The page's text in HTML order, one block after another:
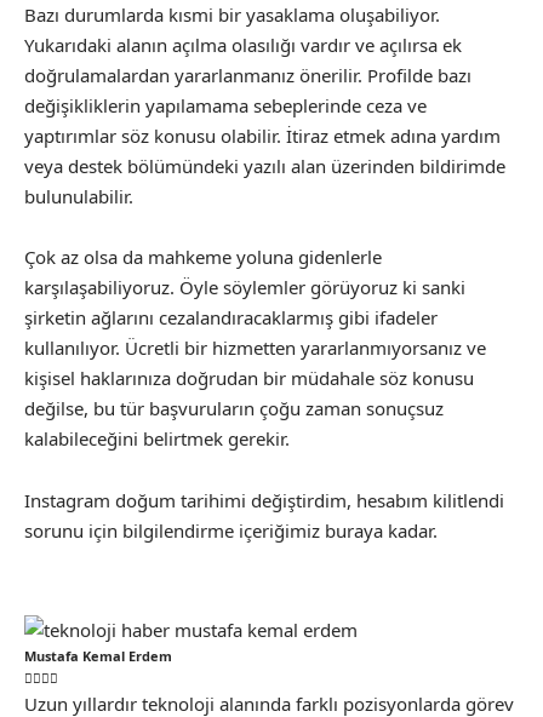
Bazı durumlarda kısmi bir yasaklama oluşabiliyor.
Yukarıdaki alanın açılma olasılığı vardır ve açılırsa ek
doğrulamalardan yararlanmanız önerilir. Profilde bazı
değişikliklerin yapılamama sebeplerinde ceza ve
yaptırımlar söz konusu olabilir. İtiraz etmek adına yardım
veya destek bölümündeki yazılı alan üzerinden bildirimde
bulunulabilir.
Çok az olsa da mahkeme yoluna gidenlerle
karşılaşabiliyoruz. Öyle söylemler görüyoruz ki sanki
şirketin ağlarını cezalandıracaklarmış gibi ifadeler
kullanılıyor. Ücretli bir hizmetten yararlanmıyorsanız ve
kişisel haklarınıza doğrudan bir müdahale söz konusu
değilse, bu tür başvuruların çoğu zaman sonuçsuz
kalabileceğini belirtmek gerekir.
Instagram doğum tarihimi değiştirdim, hesabım kilitlendi
sorunu için bilgilendirme içeriğimiz buraya kadar.
Mustafa Kemal Erdem
Uzun yıllardır teknoloji alanında farklı pozisyonlarda görev